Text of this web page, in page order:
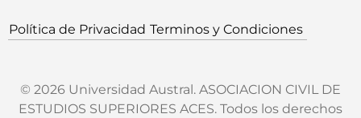
Política de Privacidad Terminos y Condiciones
© 2026 Universidad Austral. ASOCIACION CIVIL DE
ESTUDIOS SUPERIORES ACES. Todos los derechos